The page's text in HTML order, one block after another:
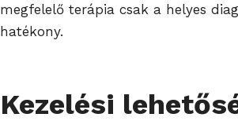
megfelelő terápia csak a helyes
hatékony.
Kezelési